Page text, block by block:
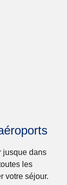
jusque dans
les
votre séjour.